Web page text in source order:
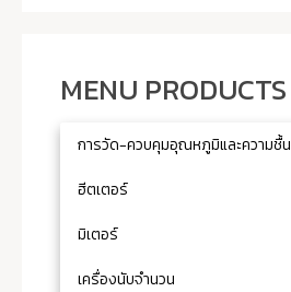
MENU PRODUCTS
การวัด-ควบคุมอุณหภูมิและความชื้น
ฮีตเตอร์
มิเตอร์
เครื่องนับจำนวน